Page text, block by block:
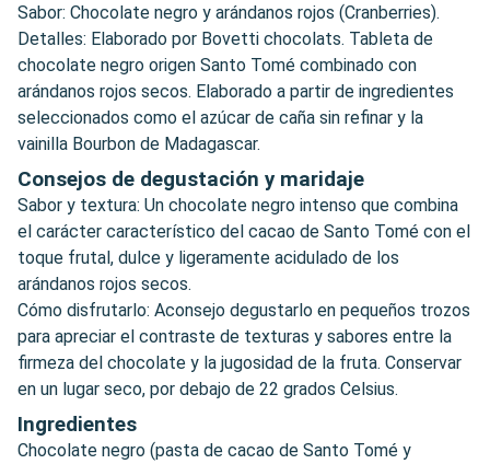
Sabor: Chocolate negro y arándanos rojos (Cranberries).
Detalles: Elaborado por Bovetti chocolats. Tableta de
chocolate negro origen Santo Tomé combinado con
arándanos rojos secos. Elaborado a partir de ingredientes
seleccionados como el azúcar de caña sin refinar y la
vainilla Bourbon de Madagascar.
Consejos de degustación y maridaje
Sabor y textura: Un chocolate negro intenso que combina
el carácter característico del cacao de Santo Tomé con el
toque frutal, dulce y ligeramente acidulado de los
arándanos rojos secos.
Cómo disfrutarlo: Aconsejo degustarlo en pequeños trozos
para apreciar el contraste de texturas y sabores entre la
firmeza del chocolate y la jugosidad de la fruta. Conservar
en un lugar seco, por debajo de 22 grados Celsius.
Ingredientes
Chocolate negro (pasta de cacao de Santo Tomé y